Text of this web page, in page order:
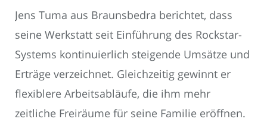
Jens Tuma aus Braunsbedra berichtet, dass
seine Werkstatt seit Einführung des Rockstar-
Systems kontinuierlich steigende Umsätze und
Erträge verzeichnet. Gleichzeitig gewinnt er
flexiblere Arbeitsabläufe, die ihm mehr
zeitliche Freiräume für seine Familie eröffnen.